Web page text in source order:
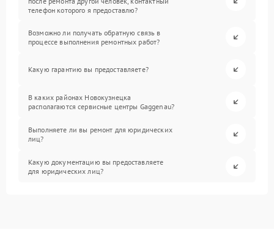
телефон которого я предоставлю?
Возможно ли получать обратную связь в
процессе выполнения ремонтных работ?
Какую гарантию вы предоставляете?
В каких районах Новокузнецка
располагаются сервисные центры Gaggenau?
Выполняете ли вы ремонт для юридических
лиц?
Какую документацию вы предоставляете
для юридических лиц?